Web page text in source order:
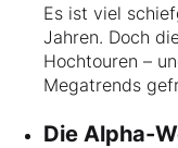
Es ist viel
Jahren. Doch
Hochtouren –
Megatrends
Die Alpha-